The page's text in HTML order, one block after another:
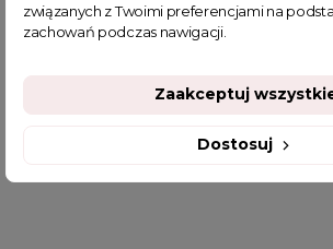
bluza sportowa
bluzy z nadrukiem
fajne bluzy damskie
fajne ciuszki
fajne
związanych z Twoimi preferencjami na
zachowań podczas nawigacji.
Dostosuj
Zaakceptuj